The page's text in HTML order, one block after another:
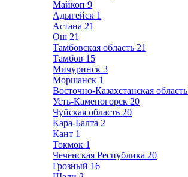
Майкоп 9
Адыгейск 1
Астана 21
Ош 21
Тамбовская область 21
Тамбов 15
Мичуринск 3
Моршанск 1
Восточно-Казахстанская область
Усть-Каменогорск 20
Чуйская область 20
Кара-Балта 2
Кант 1
Токмок 1
Чеченская Республика 20
Грозный 16